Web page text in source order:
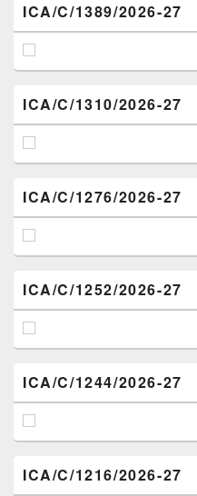
ICA/C/1389/2026-27
ICA/C/1310/2026-27
ICA/C/1276/2026-27
ICA/C/1252/2026-27
ICA/C/1244/2026-27
ICA/C/1216/2026-27